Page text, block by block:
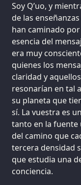
Soy Q’uo, y
de las
han caminado
esencia del
era muy
quienes los
claridad y
resonarían en tal
su planeta que
sí. La vuestra es
tanto en la fuente
del camino que
tercera densidad
que estudia una
conciencia.